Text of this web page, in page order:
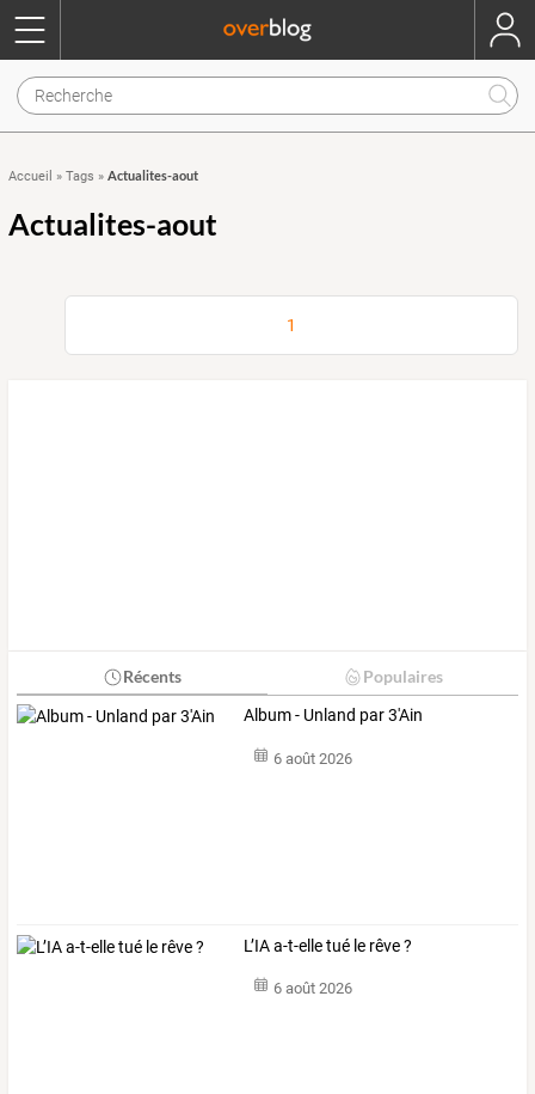
Accueil » Tags » Actualites-aout
Actualites-aout
1
Récents Populaires
Album - Unland par 3'Ain
6 août 2026
L’IA a-t-elle tué le rêve ?
6 août 2026